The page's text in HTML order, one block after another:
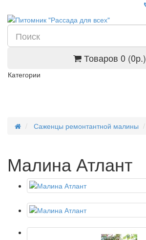
Товаров 0 (0р.)
Категории
Саженцы ремонтантной малины
Малина Атлант